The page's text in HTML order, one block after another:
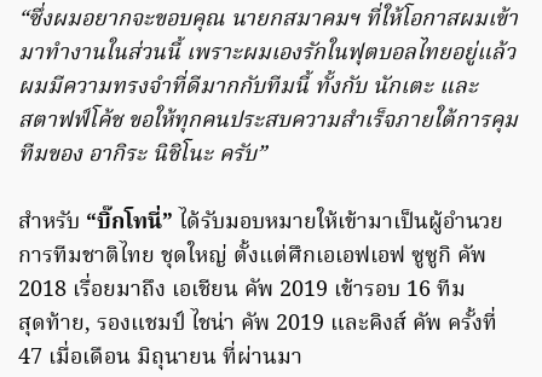
“ซึ่งผมอยากจะขอบคุณ นายกสมาคมฯ ที่ให้โอกาสผมเข้า
มาทำงานในส่วนนี้ เพราะผมเองรักในฟุตบอลไทยอยู่แล้ว
ผมมีความทรงจำที่ดีมากกับทีมนี้ ทั้งกับ นักเตะ และ
สตาฟฟ์โค้ช ขอให้ทุกคนประสบความสำเร็จภายใต้การคุม
ทีมของ อากิระ นิชิโนะ ครับ”
สำหรับ “บิ๊กโทนี่” ได้รับมอบหมายให้เข้ามาเป็นผู้อำนวย
การทีมชาติไทย ชุดใหญ่ ตั้งแต่ศึกเอเอฟเอฟ ซูซูกิ คัพ
2018 เรื่อยมาถึง เอเชียน คัพ 2019 เข้ารอบ 16 ทีม
สุดท้าย, รองแชมป์ ไชน่า คัพ 2019 และคิงส์ คัพ ครั้งที่
47 เมื่อเดือน มิถุนายน ที่ผ่านมา